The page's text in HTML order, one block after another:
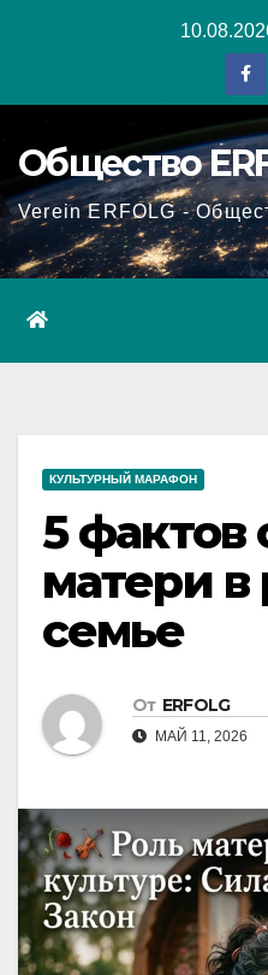
Общество
Verein ERFOLG -
КУЛЬТУРНЫЙ МАРАФОН
5 фактов
матери в
семье
От ERFOLG
МАЙ 11, 2026